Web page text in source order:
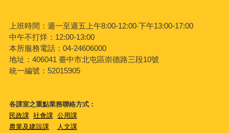
上班時間：週一至週五上午8:00-12:00‧下午13:00-17:00
中午不打烊：12:00-13:00
本所服務電話：04-24606000
地址：406041 臺中市北屯區崇德路三段10號
統一編號：52015905
各課室之重點業務聯絡方式：
民政課 社會課 公用課
農業及建設課
人文課